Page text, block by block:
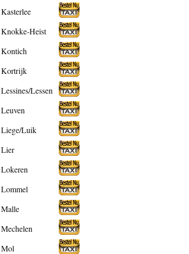
Kasterlee
Knokke-Heist
Kontich
Kortrijk
Lessines/Lessen
Leuven
Liege/Luik
Lier
Lokeren
Lommel
Malle
Mechelen
Mol